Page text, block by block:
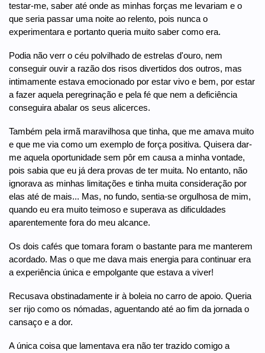
testar-me, saber até onde as minhas forças me levariam e o
que seria passar uma noite ao relento, pois nunca o
experimentara e portanto queria muito saber como era.
Podia não verr o céu polvilhado de estrelas d'ouro, nem
conseguir ouvir a razão dos risos divertidos dos outros, mas
intimamente estava emocionado por estar vivo e bem, por estar
a fazer aquela peregrinação e pela fé que nem a deficiência
conseguira abalar os seus alicerces.
Também pela irmã maravilhosa que tinha, que me amava muito
e que me via como um exemplo de força positiva. Quisera dar-
me aquela oportunidade sem pôr em causa a minha vontade,
pois sabia que eu já dera provas de ter muita. No entanto, não
ignorava as minhas limitações e tinha muita consideração por
elas até de mais... Mas, no fundo, sentia-se orgulhosa de mim,
quando eu era muito teimoso e superava as dificuldades
aparentemente fora do meu alcance.
Os dois cafés que tomara foram o bastante para me manterem
acordado. Mas o que me dava mais energia para continuar era
a experiência única e empolgante que estava a viver!
Recusava obstinadamente ir à boleia no carro de apoio. Queria
ser rijo como os nómadas, aguentando até ao fim da jornada o
cansaço e a dor.
A única coisa que lamentava era não ter trazido comigo a